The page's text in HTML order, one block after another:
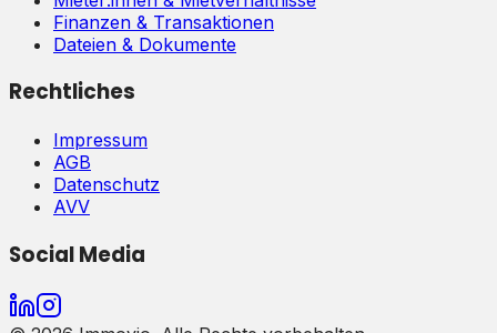
Finanzen & Transaktionen
Dateien & Dokumente
Rechtliches
Impressum
AGB
Datenschutz
AVV
Social Media